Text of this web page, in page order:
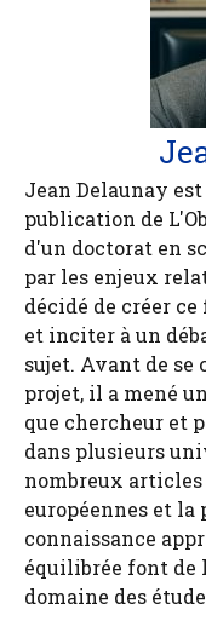
Jean Delaunay
publication de
d'un doctorat en
par les enjeux
décidé de créer
et inciter à un
sujet. Avant de se
projet, il a mené
que chercheur et
dans plusieurs
nombreux
européennes et la
connaissance
équilibrée font de
domaine des